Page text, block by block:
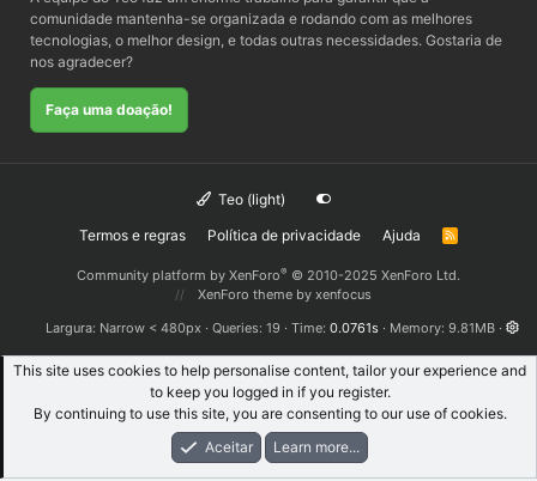
comunidade mantenha-se organizada e rodando com as melhores
tecnologias, o melhor design, e todas outras necessidades. Gostaria de
nos agradecer?
Faça uma doação!
Teo (light)
Termos e regras
Política de privacidade Ajuda
R
Community platform by XenForo® © 2010-2025 XenForo Ltd.
XenForo theme by xenfocus
Largura
Queries 19 Time 0.0761s Memory 9.81MB
This site uses cookies to help personalise content, tailor your experience and
to keep you logged in if you register.
By continuing to use this site, you are consenting to our use of cookies.
Aceitar
Learn more...